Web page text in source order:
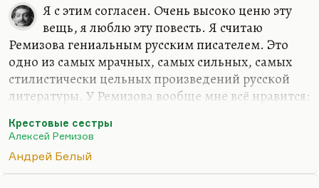
Я с этим согласен. Очень высоко ценю эту
вещь, я люблю эту повесть. Я считаю
Ремизова гениальным русским писателем. Это
одно из самых мрачных, самых сильных, самых
стилистически цельных произведений русской
литературы. У Ремизова вообще мне всё нравится:
нравится у него… Да на одно объяснение того, что
эта звёздная влага жизни, звёздная сперма,
Крестовые сестры
Алексей Ремизов
Андрей Белый